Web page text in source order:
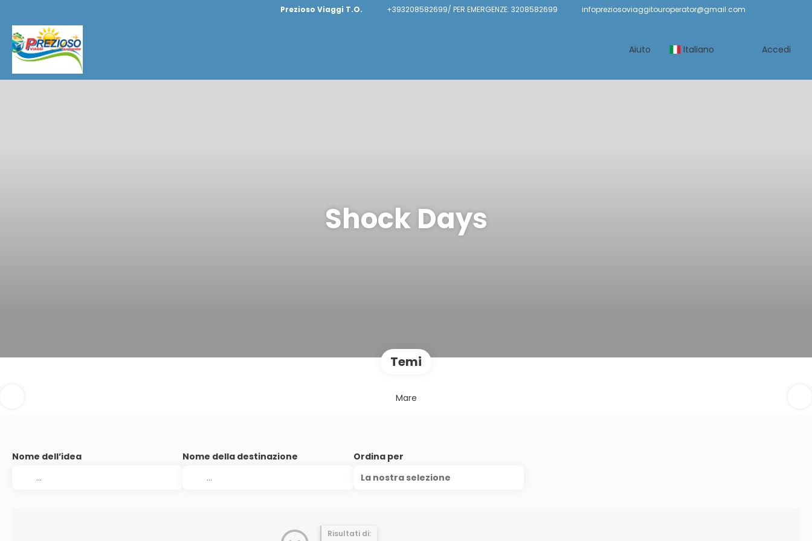
Prezioso Viaggi T.O. +393208582699/ PER EMERGENZE: 3208582699 infopreziosoviaggitouroperator@gmail.com
Aiuto Italiano Accedi
Shock Days
Temi
Mare
Nome dell’idea Nome della destinazione
Ordina per
La nostra selezione
Risultati di: